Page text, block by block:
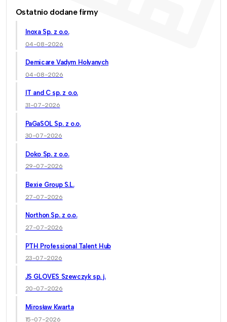
Ostatnio dodane firmy
Inoxa Sp. z o.o.
04-08-2026
Demicare Vadym Holyanych
04-08-2026
IT and C sp. z o.o.
31-07-2026
PaGaSOL Sp. z o.o.
30-07-2026
Doko Sp. z o.o.
29-07-2026
Bexie Group S.L.
27-07-2026
Northon Sp. z o.o.
27-07-2026
PTH Professional Talent Hub
23-07-2026
JS GLOVES Szewczyk sp. j.
20-07-2026
Mirosław Kwarta
15-07-2026